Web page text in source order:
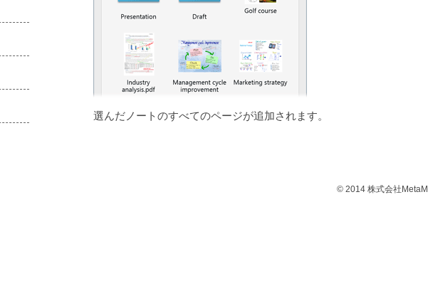
選んだノートのすべてのページが追加されます。
© 2014 株式会社